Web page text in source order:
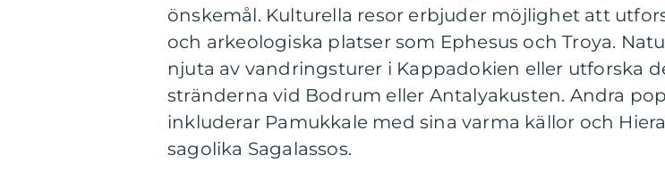
önskemål. Kulturella resor erbjuder möjlighet att
och arkeologiska platser som Ephesus och Troya.
njuta av vandringsturer i Kappadokien eller utforska
stränderna vid Bodrum eller Antalyakusten. Andra
inkluderar Pamukkale med sina varma källor och
sagolika Sagalassos.